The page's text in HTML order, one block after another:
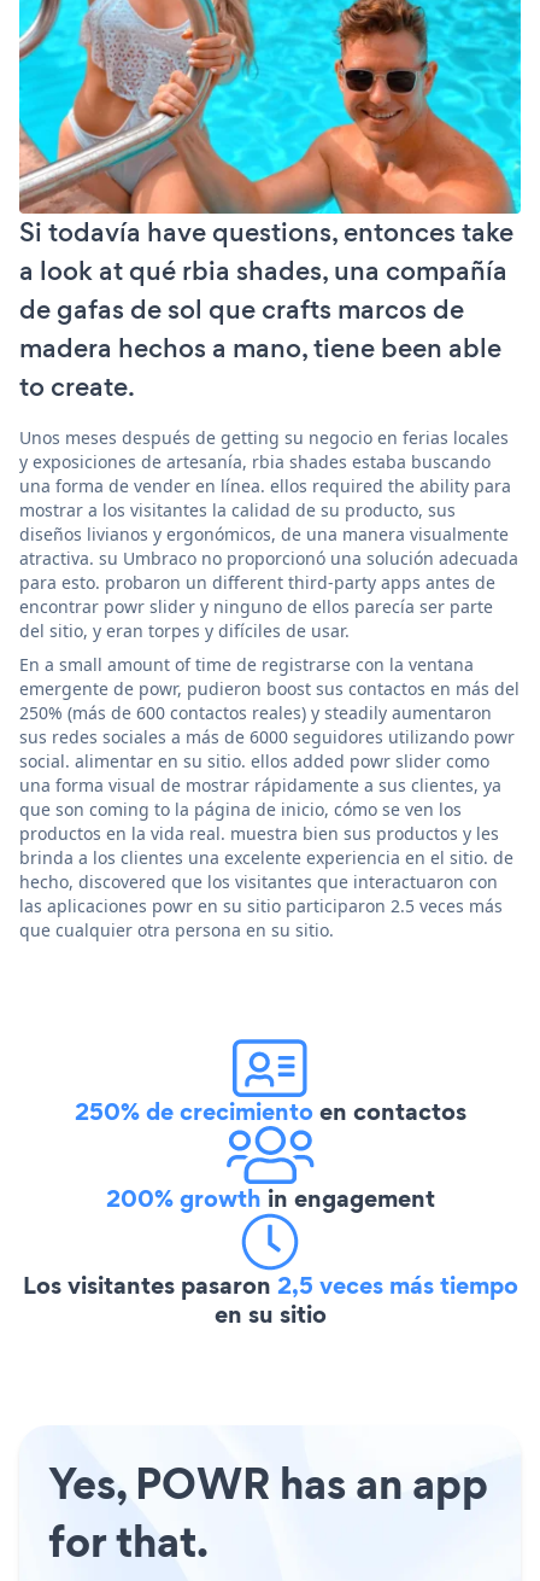
Si todavía have questions, entonces take
a look at qué rbia shades, una compañía
de gafas de sol que crafts marcos de
madera hechos a mano, tiene been able
to create.
Unos meses después de getting su negocio en ferias locales
y exposiciones de artesanía, rbia shades estaba buscando
una forma de vender en línea. ellos required the ability para
mostrar a los visitantes la calidad de su producto, sus
diseños livianos y ergonómicos, de una manera visualmente
atractiva. su Umbraco no proporcionó una solución adecuada
para esto. probaron un different third-party apps antes de
encontrar powr slider y ninguno de ellos parecía ser parte
del sitio, y eran torpes y difíciles de usar.
En a small amount of time de registrarse con la ventana
emergente de powr, pudieron boost sus contactos en más del
250% (más de 600 contactos reales) y steadily aumentaron
sus redes sociales a más de 6000 seguidores utilizando powr
social. alimentar en su sitio. ellos added powr slider como
una forma visual de mostrar rápidamente a sus clientes, ya
que son coming to la página de inicio, cómo se ven los
productos en la vida real. muestra bien sus productos y les
brinda a los clientes una excelente experiencia en el sitio. de
hecho, discovered que los visitantes que interactuaron con
las aplicaciones powr en su sitio participaron 2.5 veces más
que cualquier otra persona en su sitio.
250% de crecimientoen contactos
200% growth in engagement
Los visitantes pasaron 2,5 veces más tiempo
en su sitio
Yes, POWR has an app
for that.